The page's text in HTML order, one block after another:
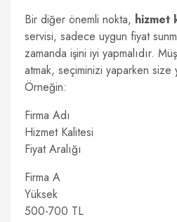
Bir diğer önemli nokta, hizmet
servisi, sadece uygun fiyat
zamanda işini iyi yapmalıdır.
atmak, seçiminizi yaparken size
Örneğin:
Firma Adı
Hizmet Kalitesi
Fiyat Aralığı
Firma A
Yüksek
500-700 TL